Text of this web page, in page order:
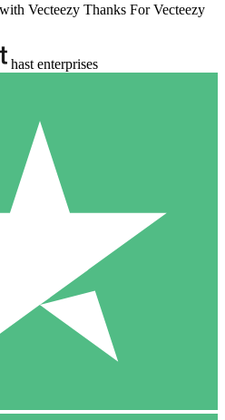
Vecteezy Thanks For Vecteezy
hast enterprises